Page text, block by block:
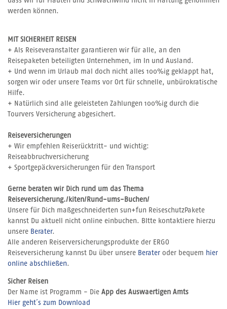
werden können.
MIT SICHERHEIT REISEN
+ Als Reiseveranstalter garantieren wir für alle, an den
Reisepaketen beteiligten Unternehmen, im In und Ausland.
+ Und wenn im Urlaub mal doch nicht alles 100%ig geklappt hat,
sorgen wir oder unsere Teams vor Ort für schnelle, unbürokratische
Hilfe.
+ Natürlich sind alle geleisteten Zahlungen 100%ig durch die
Tourvers Versicherung abgesichert.
Reiseversicherungen
+ Wir empfehlen Reiserücktritt- und wichtig:
Reiseabbruchversicherung
+ Sportgepäckversicherungen für den Transport
Gerne beraten wir Dich rund um das Thema
Reiseversicherung./kiten/Rund-ums-Buchen/
Unsere für Dich maßgeschneiderten sun+fun ReiseschutzPakete
kannst Du aktuell nicht online einbuchen. BItte kontaktiere hierzu
unsere Berater.
Alle anderen Reiserversicherungsprodukte der ERGO
Reiseversicherung kannst Du über unsere Berater oder bequem hier
online abschließen.
Sicher Reisen
Der Name ist Programm - Die App des Auswaertigen Amts
Hier geht´s zum Download